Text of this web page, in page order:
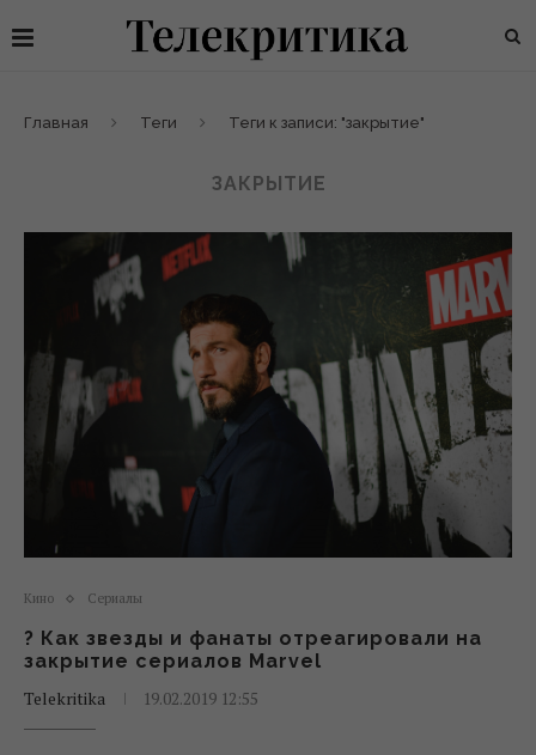
Главная Теги Теги к записи: "закрытие"
ЗАКРЫТИЕ
Кино Сериалы
? Как звезды и фанаты отреагировали на
закрытие сериалов Marvel
Telekritika
19.02.2019 12:55